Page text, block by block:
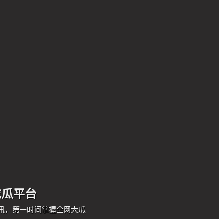
平台
，第一时间掌握全网大瓜